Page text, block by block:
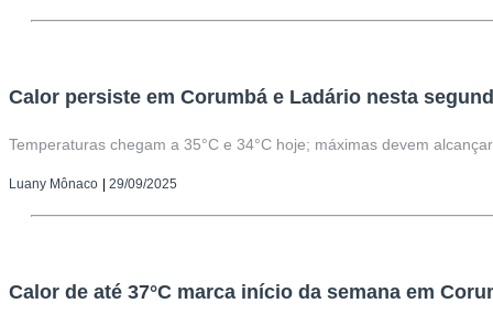
Calor persiste em Corumbá e Ladário nesta
Temperaturas chegam a 35°C e 34°C hoje; máximas devem
Luany Mônaco 29/09/2025
Calor de até 37°C marca início da semana em